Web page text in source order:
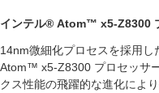
インテル® Atom™ x5-Z8300
14nm微細化プロセスを採用
Atom™ x5-Z8300 プロセッサ
クス性能の飛躍的な進化によ